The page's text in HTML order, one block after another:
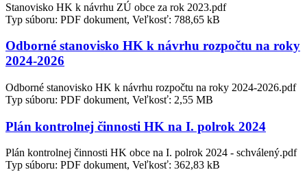
Stanovisko HK k návrhu ZÚ obce za rok 2023.pdf
Typ súboru: PDF dokument, Veľkosť: 788,65 kB
Odborné stanovisko HK k návrhu rozpočtu na roky
2024-2026
Odborné stanovisko HK k návrhu rozpočtu na roky 2024-2026.pdf
Typ súboru: PDF dokument, Veľkosť: 2,55 MB
Plán kontrolnej činnosti HK na I. polrok 2024
Plán kontrolnej činnosti HK obce na I. polrok 2024 - schválený.pdf
Typ súboru: PDF dokument, Veľkosť: 362,83 kB